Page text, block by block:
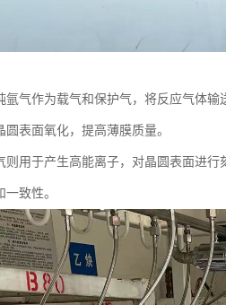
氩气作为载气和保护气，将反应气体
表面氧化，提高薄膜质量。
则用于产生高能离子，对晶圆表面进
致性。